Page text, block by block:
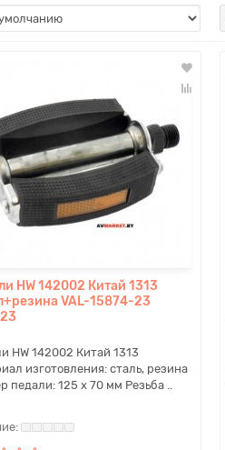
HW 142002 Китай 1313
VAL-15874-23
HW 142002 Китай 1313
изготовления: сталь, резина
педали: 125 x 70 мм Резьба ..